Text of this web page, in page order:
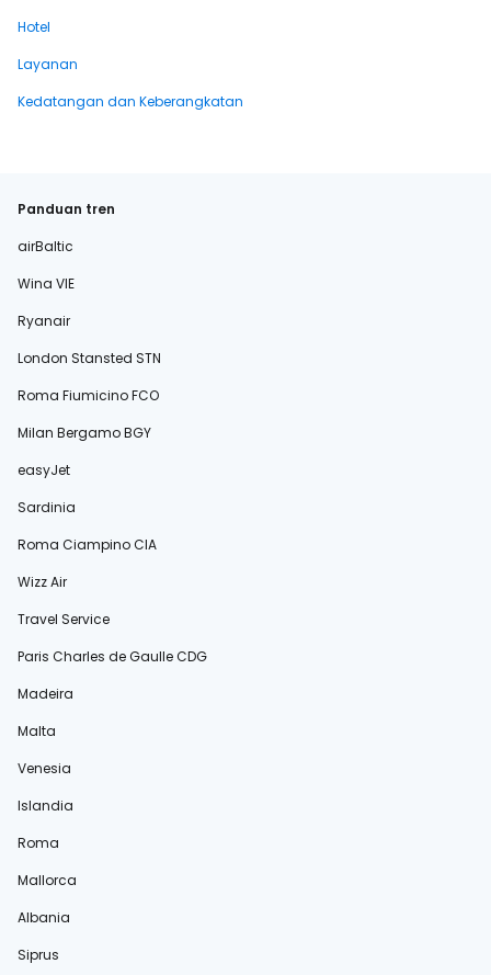
Hotel
Layanan
Kedatangan dan Keberangkatan
Panduan tren
airBaltic
Wina VIE
Ryanair
London Stansted STN
Roma Fiumicino FCO
Milan Bergamo BGY
easyJet
Sardinia
Roma Ciampino CIA
Wizz Air
Travel Service
Paris Charles de Gaulle CDG
Madeira
Malta
Venesia
Islandia
Roma
Mallorca
Albania
Siprus